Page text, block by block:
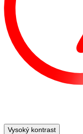
Vysoký kontrast